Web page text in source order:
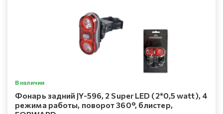
В наличии
Фонарь задний JY-596, 2 Super LED (2*0,5 watt), 4
режима работы, поворот 360°, блистер,